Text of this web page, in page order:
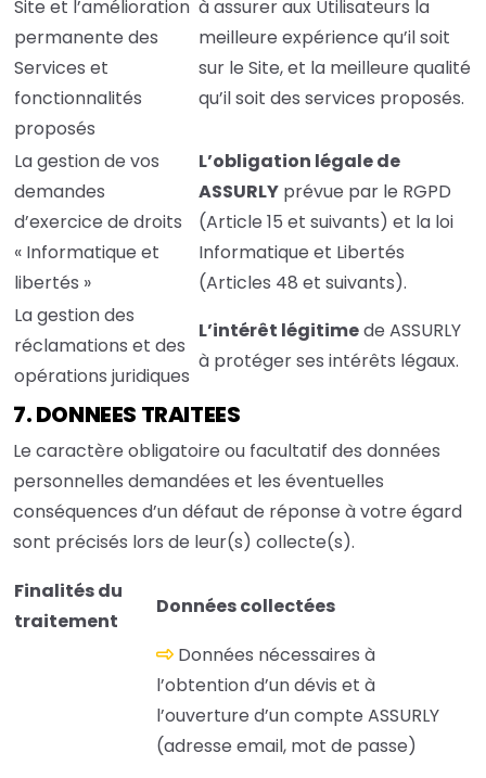
Site et l’amélioration
permanente des
Services et
fonctionnalités
proposés
à assurer aux Utilisateurs la
meilleure expérience qu’il soit
sur le Site, et la meilleure qualité
qu’il soit des services proposés.
La gestion de vos
demandes
d’exercice de droits
« Informatique et
libertés »
L’obligation légale de
ASSURLY prévue par le RGPD
(Article 15 et suivants) et la loi
Informatique et Libertés
(Articles 48 et suivants).
La gestion des
réclamations et des
opérations juridiques
L’intérêt légitimede ASSURLY
à protéger ses intérêts légaux.
7. DONNEES TRAITEES
Le caractère obligatoire ou facultatif des données
personnelles demandées et les éventuelles
conséquences d’un défaut de réponse à votre égard
sont précisés lors de leur(s) collecte(s).
Finalités du
traitement
Données collectées
Données nécessaires à
l’obtention d’un dévis et à
l’ouverture d’un compte ASSURLY
(adresse email, mot de passe)